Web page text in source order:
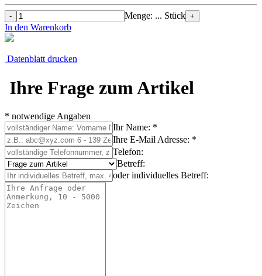
- Menge: ... Stück +
In den Warenkorb
Datenblatt drucken
Ihre Frage zum Artikel
* notwendige Angaben
Ihr Name: *
Ihre E-Mail Adresse: *
Telefon:
Betreff:
oder individuelles Betreff: